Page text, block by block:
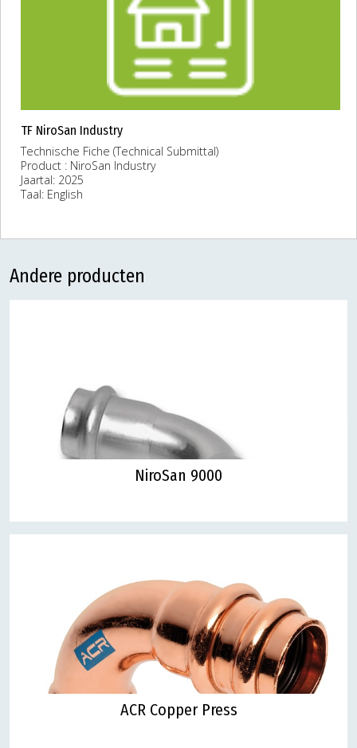
TF NiroSan Industry
Technische Fiche (Technical Submittal)
Product : NiroSan Industry
Jaartal: 2025
Taal: English
Andere producten
NiroSan 9000
ACR Copper Press